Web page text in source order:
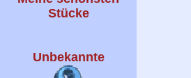
Stücke
Unbekannte